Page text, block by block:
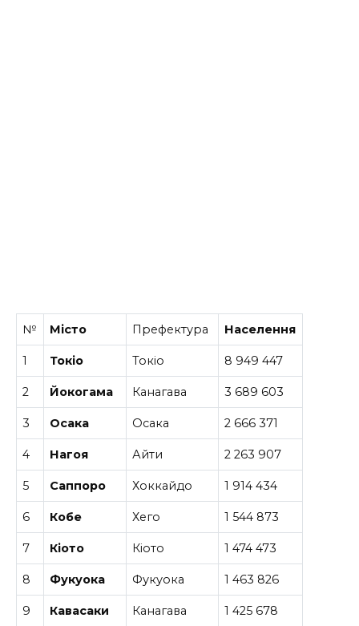
№ Місто Префектура Населення
1 Токіо Токіо 8 949 447
2 Йокогама Канагава 3 689 603
3 Осака Осака 2 666 371
4 Нагоя Айти 2 263 907
5 Саппоро Хоккайдо 1 914 434
6 Кобе Хего 1 544 873
7 Кіото Кіото 1 474 473
8 Фукуока Фукуока 1 463 826
9 Кавасаки Канагава 1 425 678